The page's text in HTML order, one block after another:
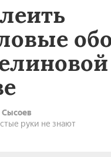
руки не знают